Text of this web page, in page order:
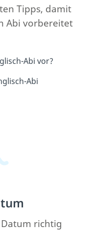
Tipps, damit
Abi vorbereitet
Abi vor?
Abi
richtig